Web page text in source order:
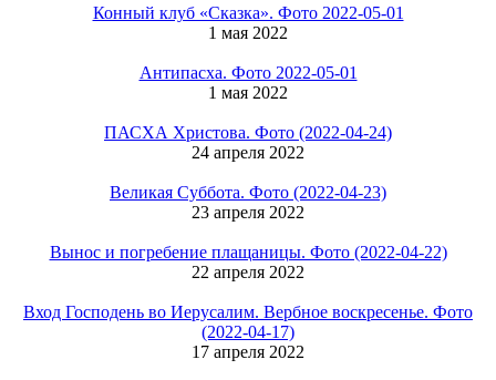
Конный клуб «Сказка». Фото 2022-05-01
1 мая 2022
Антипасха. Фото 2022-05-01
1 мая 2022
ПАСХА Христова. Фото (2022-04-24)
24 апреля 2022
Великая Суббота. Фото (2022-04-23)
23 апреля 2022
Вынос и погребение плащаницы. Фото (2022-04-22)
22 апреля 2022
Вход Господень во Иерусалим. Вербное воскресенье. Фото
(2022-04-17)
17 апреля 2022